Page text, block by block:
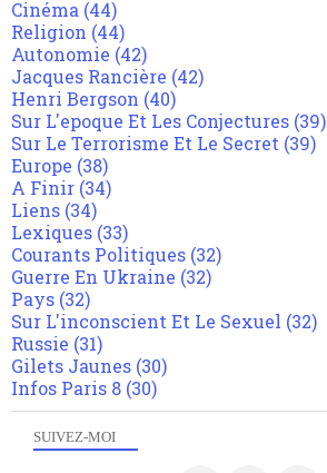
SUIVEZ-MOI
Cinéma (44)
Religion (44)
Autonomie (42)
Jacques Rancière (42)
Henri Bergson (40)
Sur L'epoque Et Les Conjectures (39)
Sur Le Terrorisme Et Le Secret (39)
Europe (38)
A Finir (34)
Liens (34)
Lexiques (33)
Courants Politiques (32)
Guerre En Ukraine (32)
Pays (32)
Sur L'inconscient Et Le Sexuel (32)
Russie (31)
Gilets Jaunes (30)
Infos Paris 8 (30)